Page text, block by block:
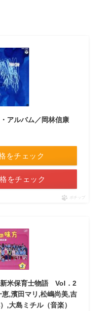
アルバム／岡林信康
をチェック
をチェック
ポチップ
米保育士物語 Vol．2
,濱田マリ,松嶋尚美,吉
,大島ミチル（音楽）